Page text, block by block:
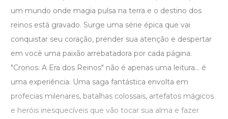
um mundo onde magia pulsa na terra e o destino dos
reinos está gravado. Surge uma série épica que vai
conquistar seu coração, prender sua atenção e despertar
em você uma paixão arrebatadora por cada página.
"Cronos: A Era dos Reinos" não é apenas uma leitura… é
uma experiência. Uma saga fantástica envolta em
profecias milenares, batalhas colossais, artefatos mágicos
e heróis inesquecíveis que vão tocar sua alma e fazer